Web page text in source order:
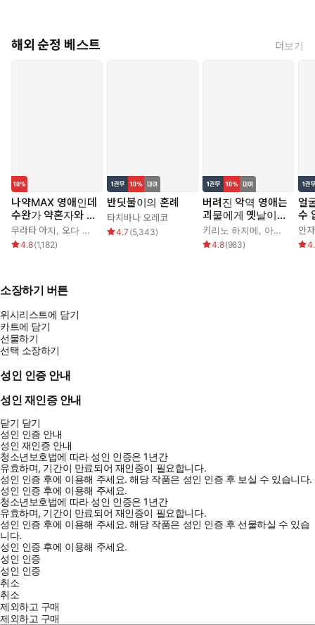
해외 순정 베스트 더보기
나약MAX 영애인데
수완가 약혼자와 내
기를 하고 말았다
무라타 아지, 오다 히로
4.8(1,182)
반딧불이의 혼례
타치바나 오레코
4.7 (5,343)
버려진 악역 영애는
괴물에게 옛날이야
기를 들려준다
키리노 하지메, 아키자와 에데
4.8(983)
얼
수
안
소장하기 버튼
위시리스트에 담기
카트에 담기
선물하기
선택 소장하기
성인 인증 안내
성인 재인증 안내
닫기 닫기
성인 인증 안내
성인 재인증 안내
청소년보호법에 따라 성인 인증은 1년간
유효하며, 기간이 만료되어 재인증이 필요합니다.
성인 인증 후에 이용해 주세요.해당 작품은 성인 인증 후 보실 수 있습니다.
성인 인증 후에 이용해 주세요.
청소년보호법에 따라 성인 인증은 1년간
유효하며, 기간이 만료되어 재인증이 필요합니다.
성인 인증 후에 이용해 주세요.해당 작품은 성인 인증 후 선물하실 수 있습
니다.
성인 인증 후에 이용해 주세요.
성인 인증
성인 인증
취소
취소
제외하고 구매
제외하고 구매